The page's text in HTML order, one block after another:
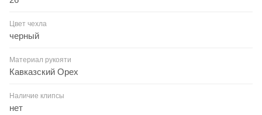
Цвет чехла
черный
Материал рукояти
Кавказский Орех
Наличие клипсы
нет